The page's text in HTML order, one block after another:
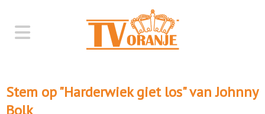
Stem op "Harderwiek giet los" vanJohnny
Bolk